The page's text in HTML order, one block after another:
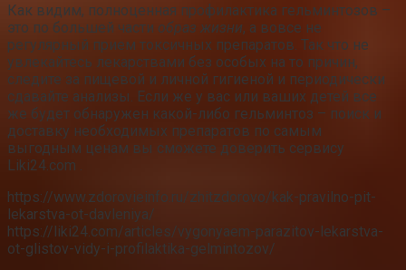
Как видим, полноценная профилактика гельминтозов –
это по большей части образ жизни, а вовсе не
регулярный прием токсичных препаратов. Так что не
увлекайтесь лекарствами без особых на то причин,
следите за пищевой и личной гигиеной и периодически
сдавайте анализы. Если же у вас или ваших детей все
же будет обнаружен какой-либо гельминтоз – поиск и
доставку необходимых препаратов по самым
выгодным ценам вы сможете доверить сервису
Liki24.com .
https://www.zdorovieinfo.ru/zhitzdorovo/kak-pravilno-pit-
lekarstva-ot-davleniya/
https://liki24.com/articles/vygonyaem-parazitov-lekarstva-
ot-glistov-vidy-i-profilaktika-gelmintozov/